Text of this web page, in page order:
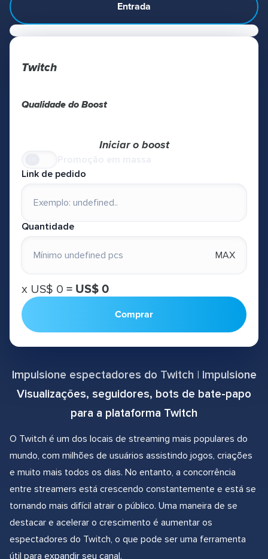
Entrada
Twitch
Qualidade do Boost
Iniciar o boost
Link de pedido
Quantidade
MAX
х US$ 0 = US$ 0
Comprar
Impulsione espectadores do Twitch | Impulsione
Visualizações, seguidores, bots de bate-papo
para a plataforma Twitch
O Twitch é um dos locais de streaming mais populares do
mundo, com milhões de usuários assistindo jogos, criações
e muito mais todos os dias. No entanto, a concorrência
entre streamers está crescendo constantemente e está se
tornando mais difícil atrair o público. Uma maneira de se
destacar e acelerar o crescimento é aumentar os
espectadores do Twitch, o que pode ser uma ferramenta
útil para expandir seu canal.